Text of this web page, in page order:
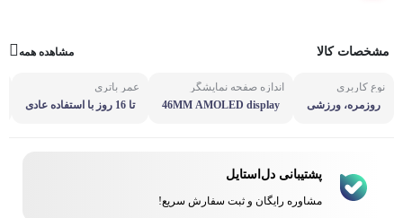
مشخصات کالا مشاهده همه
نوع کاربری
روزمره، ورزشی
اندازه صفحه نمایشگر
46MM AMOLED display
عمر باتری
تا 16 روز با استفاده عادی
پشتیبانی دل‌استایل
مشاوره رایگان و ثبت سفارش سریع!